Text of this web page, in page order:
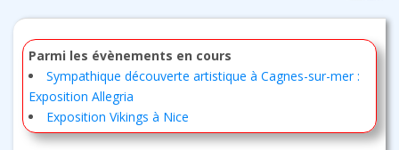
Parmi les évènements en cours
Sympathique découverte artistique à Cagnes-sur-mer :
Exposition Allegria
Exposition Vikings à Nice